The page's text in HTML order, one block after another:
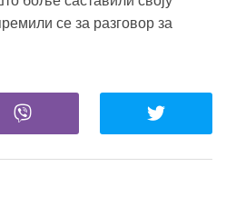
се за разговор за